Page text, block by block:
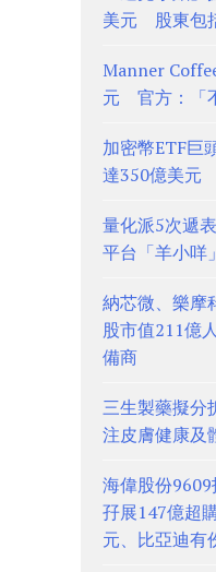
美元 股東包
Manner
元 官方：「
加密幣ETF巨
達350億美元
量化派5次遞
平台「羊小
納芯微、樂
股市值211億
備商
三生製藥擬
注皮膚健康及
海偉股份
孖展147億超
元、比亞迪有